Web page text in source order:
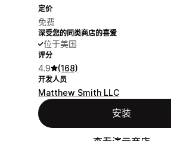
定价
免费
深受您的同类商店的喜爱
位于美国
评分
4.9 (168)
开发人员
Matthew Smith LLC
安装